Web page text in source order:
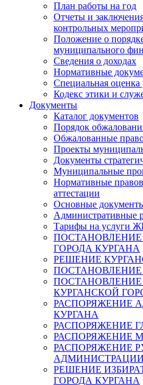
План работы на год
Отчеты и
контрольных
Положение о
муниципального
Сведения о доходах
Нормативные
Специальная оценка
Кодекс этики и
Документы
Каталог документов
Порядок
Обжалованные
Проекты
Документы
Муниципальные
Нормативные
аттестации
Основные
Административные
Тарифы на услуги
ГОРОДА КУРГАНА
РЕШЕНИЕ
ПОСТАНОВЛЕНИЕ
ПОСТАНОВЛЕНИЕ
КУРГАНСКОЙ
РАСПОРЯЖЕНИЕ
КУРГАНА
РАСПОРЯЖЕНИЕ
РАСПОРЯЖЕНИЕ
РАСПОРЯЖЕНИЕ
РЕШЕНИЕ
ГОРОДА КУРГАНА